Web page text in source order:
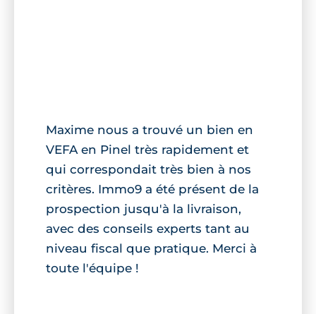
Maxime nous a trouvé un bien en
VEFA en Pinel très rapidement et
qui correspondait très bien à nos
critères. Immo9 a été présent de la
prospection jusqu'à la livraison,
avec des conseils experts tant au
niveau fiscal que pratique. Merci à
toute l'équipe !